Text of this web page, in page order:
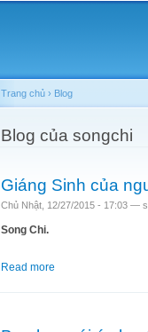
You are here
Trang chủ › Blog
Blog của songchi
Giáng Sinh của
Chủ Nhật, 12/27/2015 - 17:03 —
Song Chi.
Read more